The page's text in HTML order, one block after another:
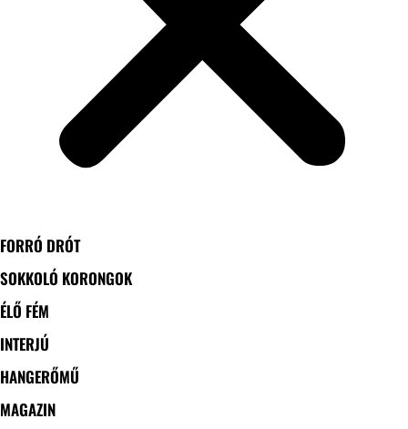
FORRÓ DRÓT
SOKKOLÓ KORONGOK
ÉLŐ FÉM
INTERJÚ
HANGERŐMŰ
MAGAZIN